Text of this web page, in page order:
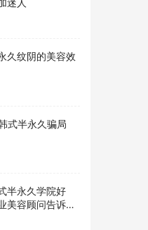
迷人
久纹阴的美容效
式半永久骗局
半永久学院好
美容顾问告诉你